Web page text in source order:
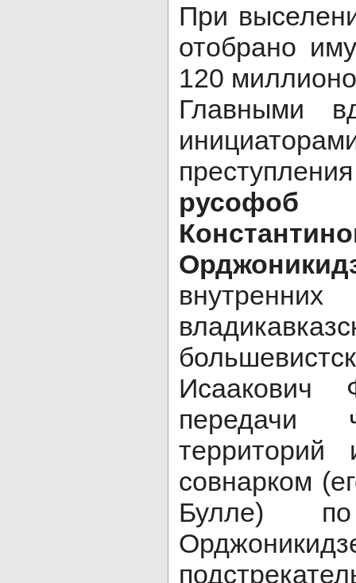
При
отобрано
120
Главными
Исаакович
передачи
территорий
совнарком
Булле)